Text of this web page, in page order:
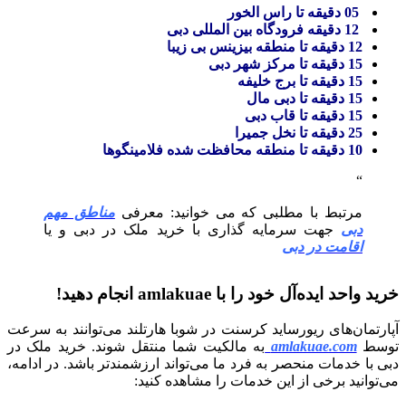
05 دقیقه تا راس الخور
12 دقیقه تا منطقه بیزینس بی زیبا
15 دقیقه تا مرکز شهر دبی
15 دقیقه تا برج خلیفه
15 دقیقه تا دبی مال
15 دقیقه تا قاب دبی
25 دقیقه تا نخل جمیرا
10 دقیقه تا منطقه محافظت شده فلامینگوها
مرتبط با مطلبی که می خوانید: معرفیمناطق مهم
دبی جهت سرمایه گذاری با خرید ملک در دبی و یا
اقامت در دبی
خرید واحد ایده‌آل خود را با amlakuae انجام دهید!
آپارتمان‌های ریورساید کرسنت در شوبا هارتلند می‌توانند به سرعت
توسطamlakuae.com به مالکیت شما منتقل شوند. خرید ملک در
دبی با خدمات منحصر به فرد ما می‌تواند ارزشمندتر باشد. در ادامه،
می‌توانید برخی از این خدمات را مشاهده کنید: